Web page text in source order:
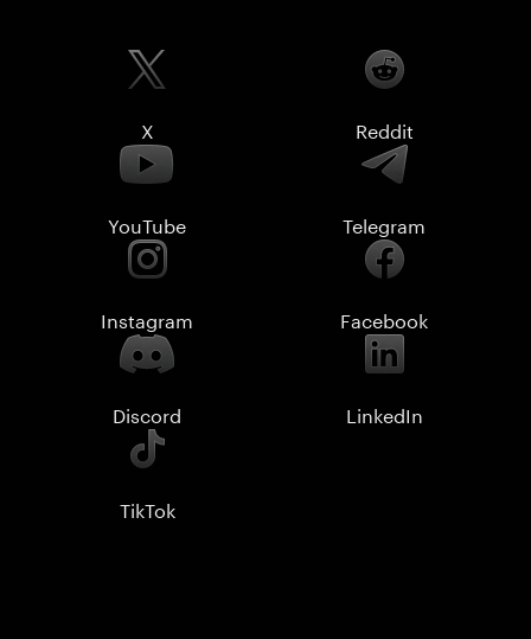
X Reddit
YouTube Telegram
Instagram Facebook
Discord LinkedIn
TikTok